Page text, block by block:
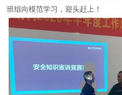
班组向模范学习，迎头赶上！